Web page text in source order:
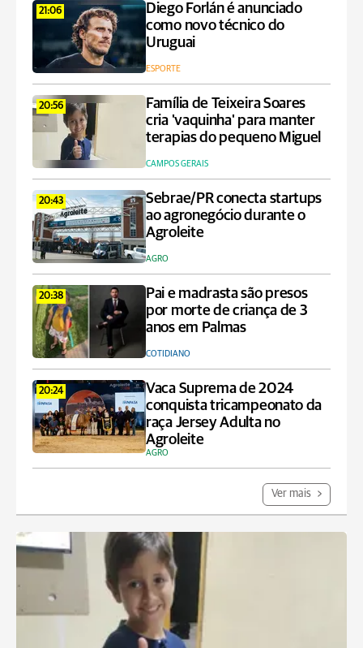
21:06
Diego Forlán é anunciado
como novo técnico do
Uruguai
ESPORTE
20:56
Família de Teixeira Soares
cria 'vaquinha' para manter
terapias do pequeno Miguel
CAMPOS GERAIS
20:43
Sebrae/PR conecta startups
ao agronegócio durante o
Agroleite
AGRO
20:38
Pai e madrasta são presos
por morte de criança de 3
anos em Palmas
COTIDIANO
20:24
Vaca Suprema de 2024
conquista tricampeonato da
raça Jersey Adulta no
Agroleite
AGRO
Ver mais